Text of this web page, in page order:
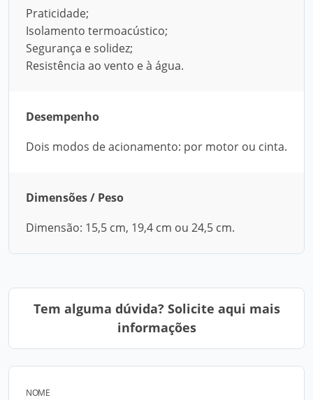
Praticidade;
Isolamento termoacústico;
Segurança e solidez;
Resistência ao vento e à água.
Desempenho
Dois modos de acionamento: por motor ou cinta.
Dimensões / Peso
Dimensão: 15,5 cm, 19,4 cm ou 24,5 cm.
Tem alguma dúvida? Solicite aqui mais
informações
NOME